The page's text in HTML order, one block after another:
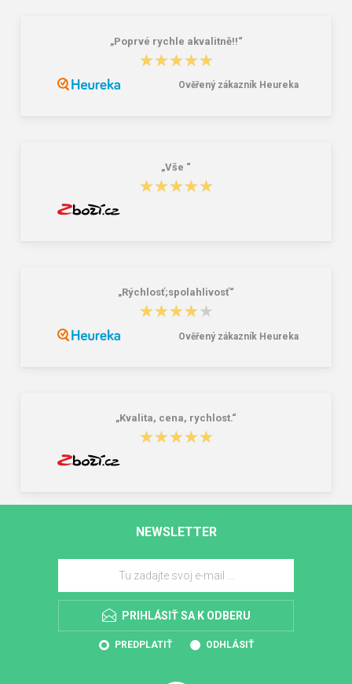
„Poprvé rychle akvalitně!!“
★★★★★
★★★★★
Ověřený zákazník Heureka
„Vše “
★★★★★
★★★★★
„Rýchlosť;spolahlivosť“
★★★★★
★★★★★
Ověřený zákazník Heureka
„Kvalita, cena, rychlost.“
★★★★★
★★★★★
NEWSLETTER
PRIHLÁSIŤ SA K ODBERU
PREDPLATIŤ ODHLÁSIŤ